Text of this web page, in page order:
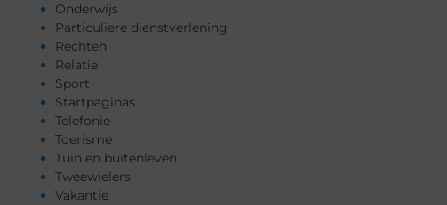
Onderwijs
Particuliere dienstverlening
Rechten
Relatie
Sport
Startpaginas
Telefonie
Toerisme
Tuin en buitenleven
Tweewielers
Vakantie